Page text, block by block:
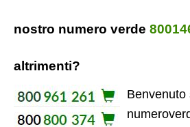
nostro numero verde
altrimenti?
Benvenuto